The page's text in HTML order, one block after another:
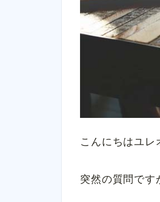
こんにちはユレ
突然の質問です